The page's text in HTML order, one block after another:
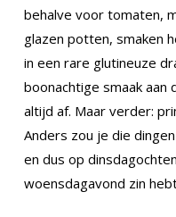
behalve voor tomaten,
glazen potten, smaken
in een rare glutineuze
boonachtige smaak aan
altijd af. Maar verder:
Anders zou je die
en dus op
woensdagavond zin